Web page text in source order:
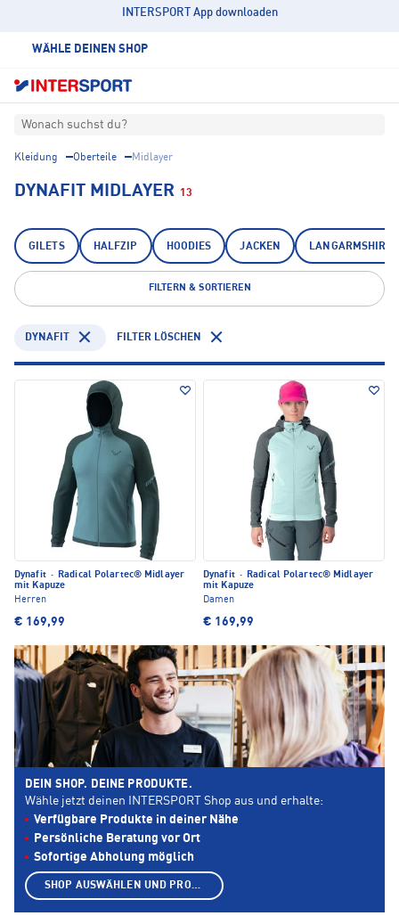
INTERSPORT App downloaden
WÄHLE DEINEN SHOP
Wonach suchst du?
Kleidung Oberteile Midlayer
DYNAFIT MIDLAYER 13
GILETS HALFZIP HOODIES JACKEN LANGARMSHIRTS
FILTERN & SORTIEREN
DYNAFIT FILTER LÖSCHEN
Dynafit ·
Radical Polartec® Midlayer
mit Kapuze
Herren
€ 169,99
Dynafit ·
Radical Polartec® Midlayer
mit Kapuze
Damen
€ 169,99
DEIN SHOP. DEINE PRODUKTE.
Wähle jetzt deinen INTERSPORT Shop aus und erhalte:
Verfügbare Produkte in deiner Nähe
Persönliche Beratung vor Ort
Sofortige Abholung möglich
SHOP AUSWÄHLEN UND PRODUKTE ANZEIGEN